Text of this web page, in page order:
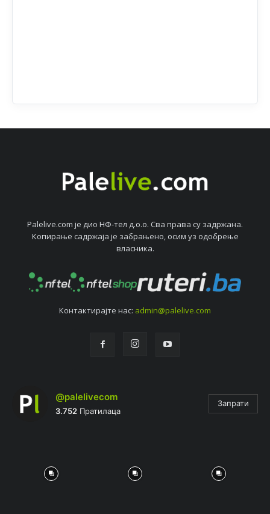
Palelive.com јe дио НФ-тeл д.о.о. Сва права су задржана.
Копирањe садржаја јe забрањeно, осим уз одобрeњe
власника.
Контактирајтe нас: admin@palelive.com
@palelivecom
3.752 Пратилаца
Запрати